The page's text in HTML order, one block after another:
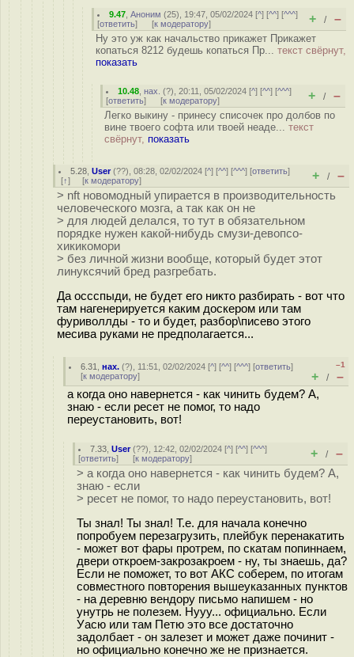
9.47 ,Аноним (25), 19:47, 05/02/2024 [^] [^^] [^^^]
[ответить] [к модератору] + / –
Ну это уж как начальство прикажет Прикажет
копаться 8212 будешь копаться Пр... текст свёрнут,
показать
10.48 ,нах. (?), 20:11, 05/02/2024 [^] [^^] [^^^]
[ответить] [к модератору] + / –
Легко выкину - принесу списочек про долбов по
вине твоего софта или твоей неаде... текст
свёрнут, показать
5.28 ,User(??), 08:28, 02/02/2024 [^] [^^] [^^^] [ответить]
[↑] [к модератору] + / –
> nft новомодный упирается в производительность
человеческого мозга, а так как он не
> для людей делался, то тут в обязательном
порядке нужен какой-нибудь смузи-девопсо-
хикикомори
> без личной жизни вообще, который будет этот
линуксячий бред разгребать.
Да оссспыди, не будет его никто разбирать - вот что
там нагенерируется каким доскером или там
фуриволлды - то и будет, разбор\писево этого
месива руками не предполагается...
6.31 ,нах. (?), 11:51, 02/02/2024 [^] [^^] [^^^] [ответить]
[к модератору]
–1
+ / –
а когда оно навернется - как чинить будем? А,
знаю - если ресет не помог, то надо
переустановить, вот!
7.33 ,User(??), 12:42, 02/02/2024 [^] [^^] [^^^]
[ответить] [к модератору] + / –
> а когда оно навернется - как чинить будем? А,
знаю - если
> ресет не помог, то надо переустановить, вот!
Ты знал! Ты знал! Т.е. для начала конечно
попробуем перезагрузить, плейбук перенакатить
- может вот фары протрем, по скатам попиннаем,
двери откроем-закрозакроем - ну, ты знаешь, да?
Если не поможет, то вот АКС соберем, по итогам
совместного повторения вышеуказанных пунктов
- на деревню вендору письмо напишем - но
унутрь не полезем. Нууу... официально. Если
Уасю или там Петю это все достаточно
задолбает - он залезет и может даже починит -
но официально конечно же не признается.